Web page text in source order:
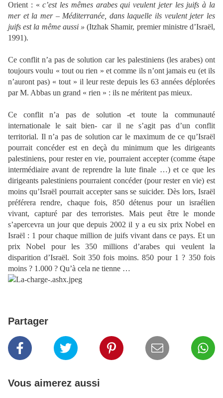
Orient : «c’est les mêmes arabes qui veulent jeter les juifs à la
mer et la mer – Méditerranée, dans laquelle ils veulent jeter les
juifs est la même aussi » (Itzhak Shamir, premier ministre d’Israël,
1991).
Ce conflit n’a pas de solution car les palestiniens (les arabes) ont
toujours voulu « tout ou rien » et comme ils n’ont jamais eu (et ils
n’auront pas) « tout » il leur reste depuis les 63 années déplorées
par M. Abbas un grand « rien » : ils ne méritent pas mieux.
Ce conflit n’a pas de solution -et toute la communauté
internationale le sait bien- car il ne s’agit pas d’un conflit
territorial. Il n’a pas de solution car le maximum de ce qu’Israël
pourrait concéder est en deçà du minimum que les dirigeants
palestiniens, pour rester en vie, pourraient accepter (comme étape
intermédiaire avant de reprendre la lute finale …) et ce que les
dirigeants palestiniens pourraient concéder (pour rester en vie) est
moins qu’Israël pourrait accepter sans se suicider. Dès lors, Israël
préférera rendre, chaque fois, 850 détenus pour un israélien
vivant, capturé par des terroristes. Mais peut être le monde
s’apercevra un jour que depuis 2002 il y a eu six prix Nobel en
Israël : 1 pour chaque million de juifs vivant dans ce pays. Et un
prix Nobel pour les 350 millions d’arabes qui veulent la
disparition d’Israël. Soit 350 fois moins. 850 pour 1 ? 350 fois
moins ? 1.000 ? Qu’à cela ne tienne …
Partager
Vous aimerez aussi